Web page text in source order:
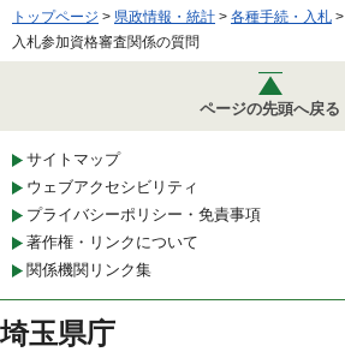
トップページ > 県政情報・統計 > 各種手続・入札 >
入札参加資格審査関係の質問
ページの先頭へ戻る
サイトマップ
ウェブアクセシビリティ
プライバシーポリシー・免責事項
著作権・リンクについて
関係機関リンク集
埼玉県庁